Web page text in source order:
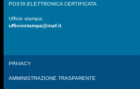
POSTA ELETTRONICA CERTIFICATA
Ufficio stampa:
ufficiostampa@inaf.it
PRIVACY
AMMINISTRAZIONE TRASPARENTE